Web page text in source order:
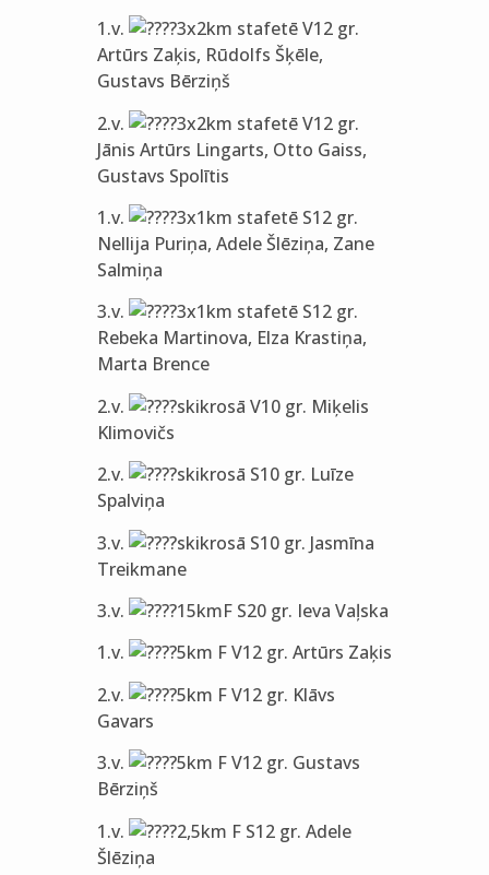
1.v.
3x2km stafetē V12 gr.
Artūrs Zaķis, Rūdolfs Šķēle,
Gustavs Bērziņš
2.v.
3x2km stafetē V12 gr.
Jānis Artūrs Lingarts, Otto Gaiss,
Gustavs Spolītis
1.v.
3x1km stafetē S12 gr.
Nellija Puriņa, Adele Šlēziņa, Zane
Salmiņa
3.v.
3x1km stafetē S12 gr.
Rebeka Martinova, Elza Krastiņa,
Marta Brence
2.v.
skikrosā V10 gr. Miķelis
Klimovičs
2.v.
skikrosā S10 gr. Luīze
Spalviņa
3.v.
skikrosā S10 gr. Jasmīna
Treikmane
3.v.
15kmF S20 gr. Ieva Vaļska
1.v.
5km F V12 gr. Artūrs Zaķis
2.v.
5km F V12 gr. Klāvs
Gavars
3.v.
5km F V12 gr. Gustavs
Bērziņš
1.v.
2,5km F S12 gr. Adele
Šlēziņa